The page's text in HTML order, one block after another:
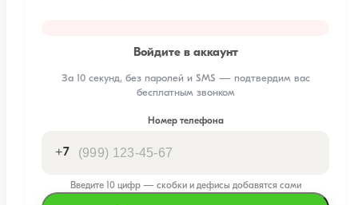
Войдите в аккаунт
За 10 секунд, без паролей и SMS — подтвердим вас
бесплатным звонком
Номер телефона
+7
Введите 10 цифр — скобки и дефисы добавятся сами